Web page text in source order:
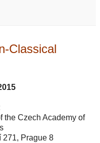
Classical
the Czech Academy of
271, Prague 8